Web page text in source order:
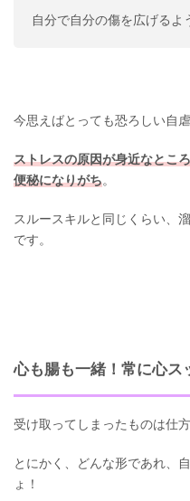
自分で自分の傷を広げるよ
今思えばとっても恐ろしい自虐
ストレスの原因が身近なとこ
便秘になりがち。
スルースキルと同じくらい、
です。
心も腸も一緒！常に心ス
受け取ってしまったものは仕方
とにかく、どんな形であれ、
ょ！